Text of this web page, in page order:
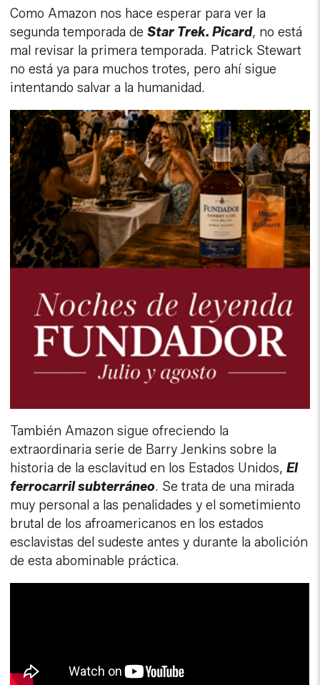
Como Amazon nos hace esperar para ver la
segunda temporada deStar Trek. Picard, no está
mal revisar la primera temporada. Patrick Stewart
no está ya para muchos trotes, pero ahí sigue
intentando salvar a la humanidad.
También Amazon sigue ofreciendo la
extraordinaria serie de Barry Jenkins sobre la
historia de la esclavitud en los Estados Unidos,El
ferrocarril subterráneo. Se trata de una mirada
muy personal a las penalidades y el sometimiento
brutal de los afroamericanos en los estados
esclavistas del sudeste antes y durante la abolición
de esta abominable práctica.